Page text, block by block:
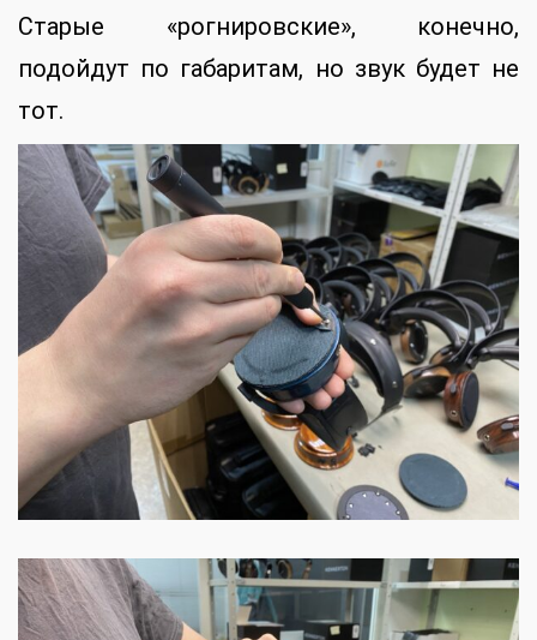
Старые «рогнировские», конечно,
подойдут по габаритам, но звук будет не
тот.